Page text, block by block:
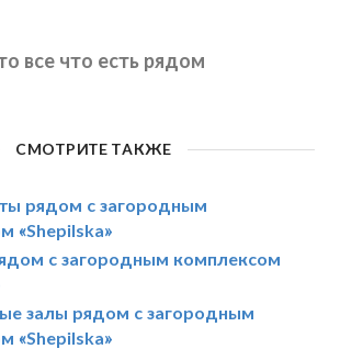
все что есть рядом
СМОТРИТЕ ТАКЖЕ
рядом с загородным
«Shepilska»
с загородным комплексом
залы рядом с загородным
«Shepilska»